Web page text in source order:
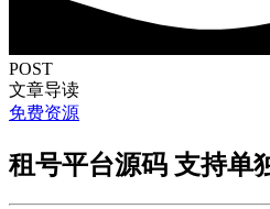
POST
文章导读
免费资源
租号平台源码 支持单